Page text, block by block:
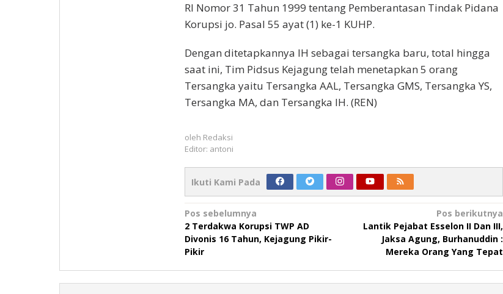
RI Nomor 31 Tahun 1999 tentang Pemberantasan Tindak Pidana
Korupsi jo. Pasal 55 ayat (1) ke-1 KUHP.
Dengan ditetapkannya IH sebagai tersangka baru, total hingga
saat ini, Tim Pidsus Kejagung telah menetapkan 5 orang
Tersangka yaitu Tersangka AAL, Tersangka GMS, Tersangka YS,
Tersangka MA, dan Tersangka IH. (REN)
oleh Redaksi
Editor: antoni
Ikuti Kami Pada
Navigasi
pos
Pos sebelumnya
2 Terdakwa Korupsi TWP AD
Divonis 16 Tahun, Kejagung Pikir-
Pikir
Pos berikutnya
Lantik Pejabat Esselon II Dan III,
Jaksa Agung, Burhanuddin :
Mereka Orang Yang Tepat